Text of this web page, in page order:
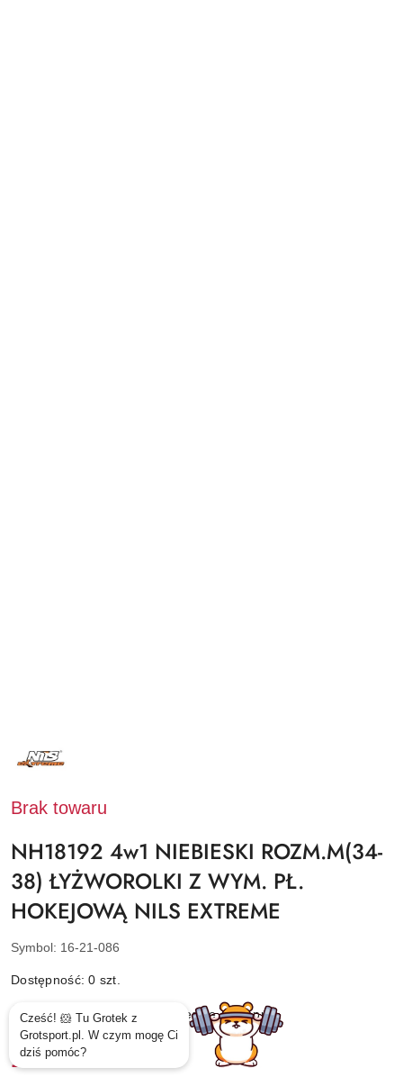
PRODUCENTA:
NILS
Brak towaru
NH18192 4w1 NIEBIESKI ROZM.M(34-
38) ŁYŻWOROLKI Z WYM. PŁ.
HOKEJOWĄ NILS EXTREME
Symbol: 16-21-086
Dostępność:0 szt.
Powiadom gdy produkt będzie dostępny
Cena:
170.05